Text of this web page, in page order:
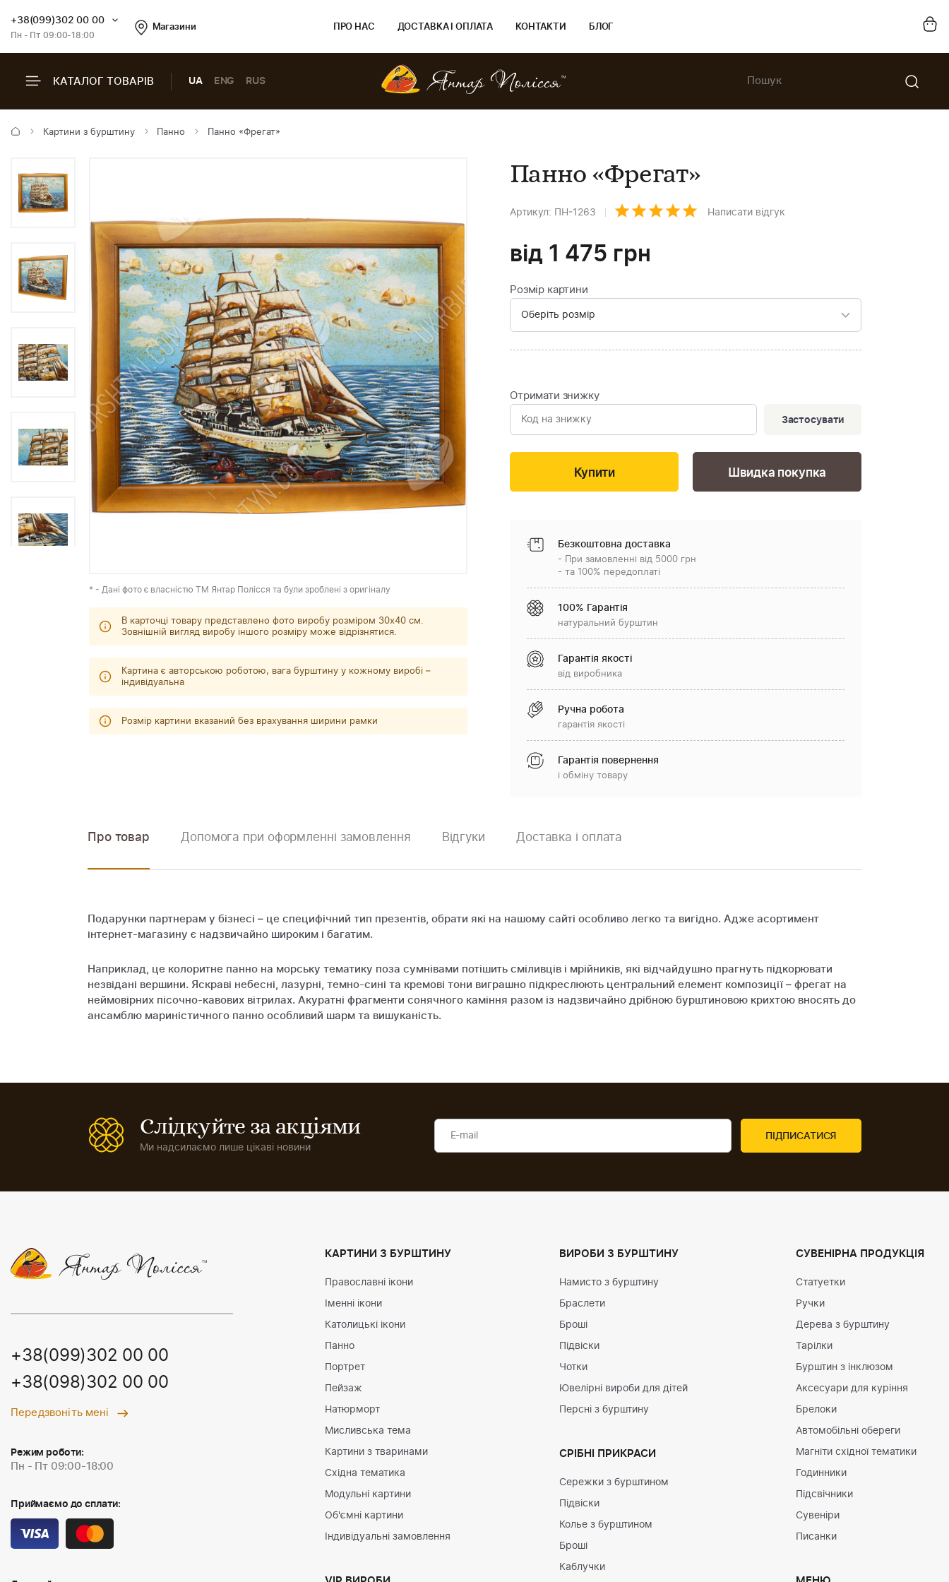
+38(099)302 00 00
Пн - Пт 09:00-18:00
Магазини ПРО НАС ДОСТАВКА І ОПЛАТА КОНТАКТИ БЛОГ
КАТАЛОГ ТОВАРІВ UA ENG RUS
Картини з бурштину Панно Панно «Фрегат»
* - Дані фото є власністю ТМ Янтар Полісся та були зроблені з оригіналу
В карточці товару представлено фото виробу розміром 30x40 см.
Зовнішній вигляд виробу іншого розміру може відрізнятися.
Картина є авторською роботою, вага бурштину у кожному виробі –
індивідуальна
Розмір картини вказаний без врахування ширини рамки
Панно «Фрегат»
Артикул: ПН-1263 Написати відгук
від 1 475 грн
Розмір картини
Отримати знижку
Застосувати
Швидка покупка
Безкоштовна доставка
- При замовленні від 5000 грн
- та 100% передоплаті
100% Гарантія
натуральний бурштин
Гарантія якості
від виробника
Ручна робота
гарантія якості
Гарантія повернення
і обміну товару
Про товар Допомога при оформленні замовлення Відгуки Доставка і оплата
Подарунки партнерам у бізнесі – це специфічний тип презентів, обрати які на нашому сайті особливо легко та вигідно. Адже асортимент
інтернет-магазину є надзвичайно широким і багатим.
Наприклад, це колоритне панно на морську тематику поза сумнівами потішить сміливців і мрійників, які відчайдушно прагнуть підкорювати
незвідані вершини. Яскраві небесні, лазурні, темно-сині та кремові тони виграшно підкреслюють центральний елемент композиції – фрегат на
неймовірних пісочно-кавових вітрилах. Акуратні фрагменти сонячного каміння разом із надзвичайно дрібною бурштиновою крихтою вносять до
ансамблю мариністичного панно особливий шарм та вишуканість.
Слідкуйте за акціями
Ми надсилаємо лише цікаві новини
+38(099)302 00 00
+38(098)302 00 00
Передзвоніть мені
Режим роботи:
Пн - Пт 09:00-18:00
Приймаємо до сплати:
КАРТИНИ З БУРШТИНУ
Православні ікони
Іменні ікони
Католицькі ікони
Панно
Портрет
Пейзаж
Натюрморт
Мисливська тема
Картини з тваринами
Східна тематика
Модульні картини
Об'ємні картини
Індивідуальні замовлення
ВИРОБИ З БУРШТИНУ
Намисто з бурштину
Браслети
Броші
Підвіски
Чотки
Ювелірні вироби для дітей
Персні з бурштину
СРІБНІ ПРИКРАСИ
Сережки з бурштином
Підвіски
Колье з бурштином
Броші
Каблучки
СУВЕНІРНА ПРОДУКЦІЯ
Статуетки
Ручки
Дерева з бурштину
Тарілки
Бурштин з інклюзом
Аксесуари для куріння
Брелоки
Автомобільні обереги
Магніти східної тематики
Годинники
Підсвічники
Сувеніри
Писанки